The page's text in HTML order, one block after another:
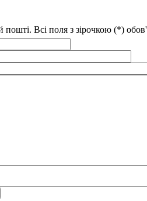
пошті. Всі поля з зірочкою (*)